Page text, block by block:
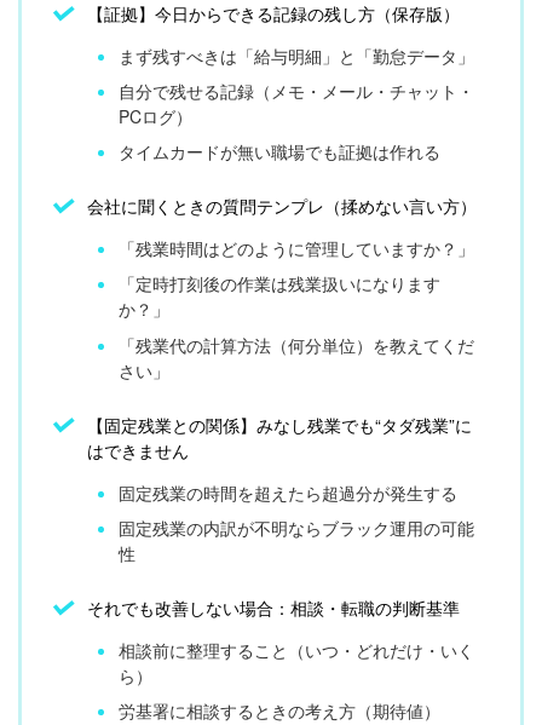
【証拠】今日からできる記録の残し方（保存版）
まず残すべきは「給与明細」と「勤怠データ」
自分で残せる記録（メモ・メール・チャット・
PCログ）
タイムカードが無い職場でも証拠は作れる
会社に聞くときの質問テンプレ（揉めない言い方）
「残業時間はどのように管理していますか？」
「定時打刻後の作業は残業扱いになります
か？」
「残業代の計算方法（何分単位）を教えてくだ
さい」
【固定残業との関係】みなし残業でも“タダ残業”に
はできません
固定残業の時間を超えたら超過分が発生する
固定残業の内訳が不明ならブラック運用の可能
性
それでも改善しない場合：相談・転職の判断基準
相談前に整理すること（いつ・どれだけ・いく
ら）
労基署に相談するときの考え方（期待値）